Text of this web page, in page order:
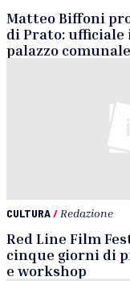
Matteo Biffoni
di Prato:
palazzo comunale
CULTURA/ Redazione
Red Line Film
cinque giorni di
e workshop